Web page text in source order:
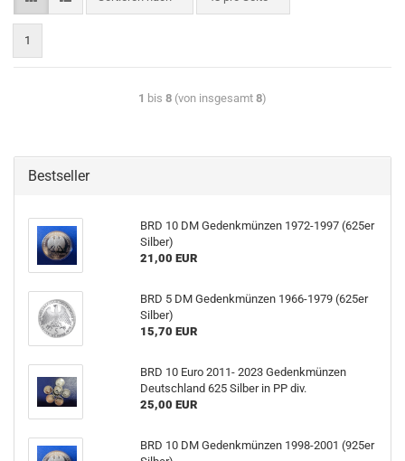
1
1 bis 8 (von insgesamt 8)
Bestseller
BRD 10 DM Gedenkmünzen 1972-1997 (625er
Silber)
21,00 EUR
BRD 5 DM Gedenkmünzen 1966-1979 (625er
Silber)
15,70 EUR
BRD 10 Euro 2011- 2023 Gedenkmünzen
Deutschland 625 Silber in PP div.
25,00 EUR
BRD 10 DM Gedenkmünzen 1998-2001 (925er